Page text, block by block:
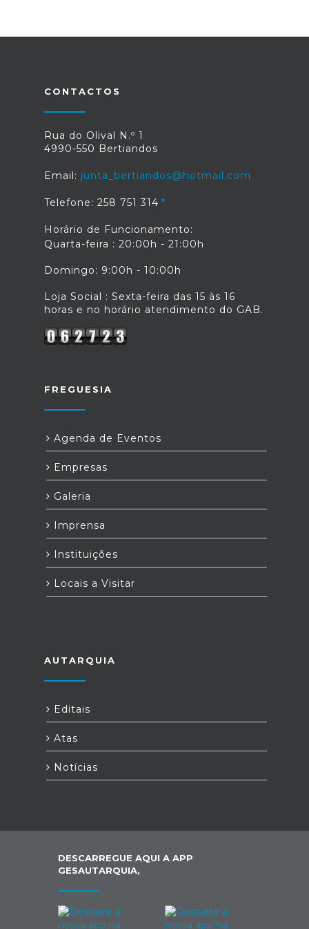
CONTACTOS
Rua do Olival N.º 1
4990-550 Bertiandos
Email: junta_bertiandos@hotmail.com
Telefone: 258 751 314
Horário de Funcionamento:
Quarta-feira : 20:00h - 21:00h
Domingo: 9:00h - 10:00h
Loja Social : Sexta-feira das 15 às 16
horas e no horário atendimento do GAB.
FREGUESIA
Agenda de Eventos
Empresas
Galeria
Imprensa
Instituições
Locais a Visitar
AUTARQUIA
Editais
Atas
Notícias
DESCARREGUE AQUI A APP
GESAUTARQUIA,